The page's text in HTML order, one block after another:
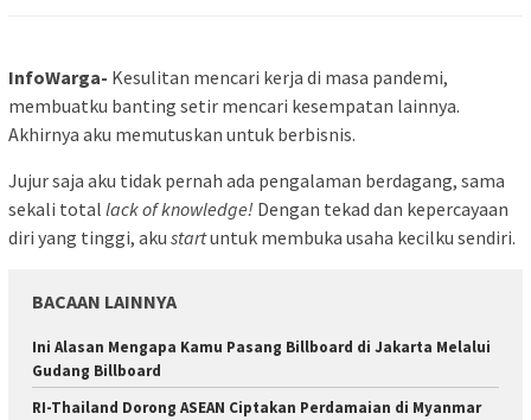
InfoWarga- Kesulitan mencari kerja di masa pandemi,
membuatku banting setir mencari kesempatan lainnya.
Akhirnya aku memutuskan untuk berbisnis.
Jujur saja aku tidak pernah ada pengalaman berdagang, sama
sekali total lack of knowledge! Dengan tekad dan kepercayaan
diri yang tinggi, aku startuntuk membuka usaha kecilku sendiri.
BACAAN LAINNYA
Ini Alasan Mengapa Kamu Pasang Billboard di Jakarta Melalui
Gudang Billboard
RI-Thailand Dorong ASEAN Ciptakan Perdamaian di Myanmar